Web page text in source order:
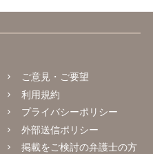
ご意見・ご要望
利用規約
プライバシーポリシー
外部送信ポリシー
掲載をご検討の弁護士の方